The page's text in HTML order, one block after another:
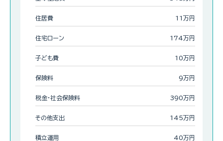
住居費 11万円
住宅ローン 174万円
子ども費 10万円
保険料 9万円
税金・社会保険料 390万円
その他支出 145万円
積立運用 40万円